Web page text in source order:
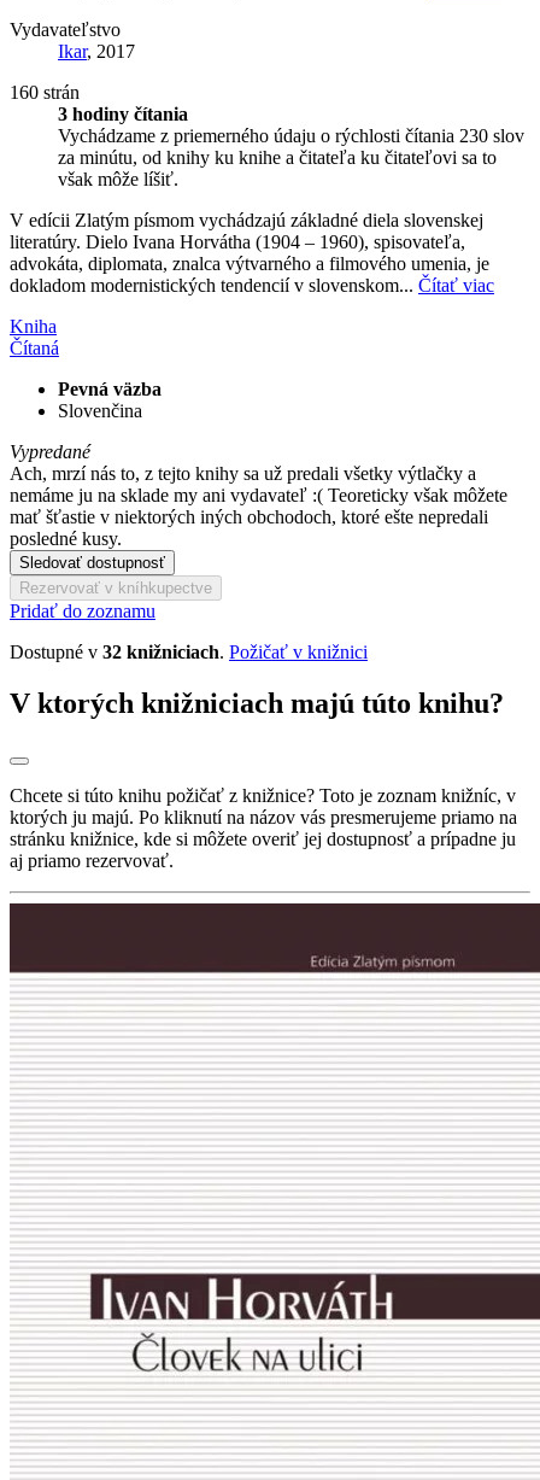
Vydavateľstvo
Ikar, 2017
160 strán
3 hodiny čítania
Vychádzame z priemerného údaju o rýchlosti čítania 230 slov
za minútu, od knihy ku knihe a čitateľa ku čitateľovi sa to
však môže líšiť.
V edícii Zlatým písmom vychádzajú základné diela slovenskej
literatúry. Dielo Ivana Horvátha (1904 – 1960), spisovateľa,
advokáta, diplomata, znalca výtvarného a filmového umenia, je
dokladom modernistických tendencií v slovenskom... Čítať viac
Kniha
Čítaná
Pevná väzba
Slovenčina
Vypredané
Ach, mrzí nás to, z tejto knihy sa už predali všetky výtlačky a
nemáme ju na sklade my ani vydavateľ :( Teoreticky však môžete
mať šťastie v niektorých iných obchodoch, ktoré ešte nepredali
posledné kusy.
Sledovať dostupnosť
Rezervovať v kníhkupectve
Pridať do zoznamu
Dostupné v 32 knižniciach. Požičať v knižnici
V ktorých knižniciach majú túto knihu?
Chcete si túto knihu požičať z knižnice? Toto je zoznam knižníc, v
ktorých ju majú. Po kliknutí na názov vás presmerujeme priamo na
stránku knižnice, kde si môžete overiť jej dostupnosť a prípadne ju
aj priamo rezervovať.